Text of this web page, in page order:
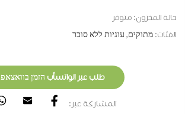
حالة المخزون: متوفر
الفئات: מתוקים, עוגיות ללא סוכר
طلب عبر الواتسأب הזמן בוואצאפ
المشاركة عبر: